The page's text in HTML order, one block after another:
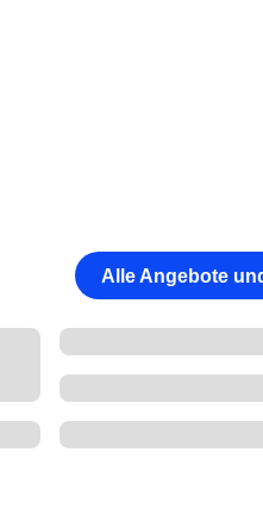
Alle Angebote